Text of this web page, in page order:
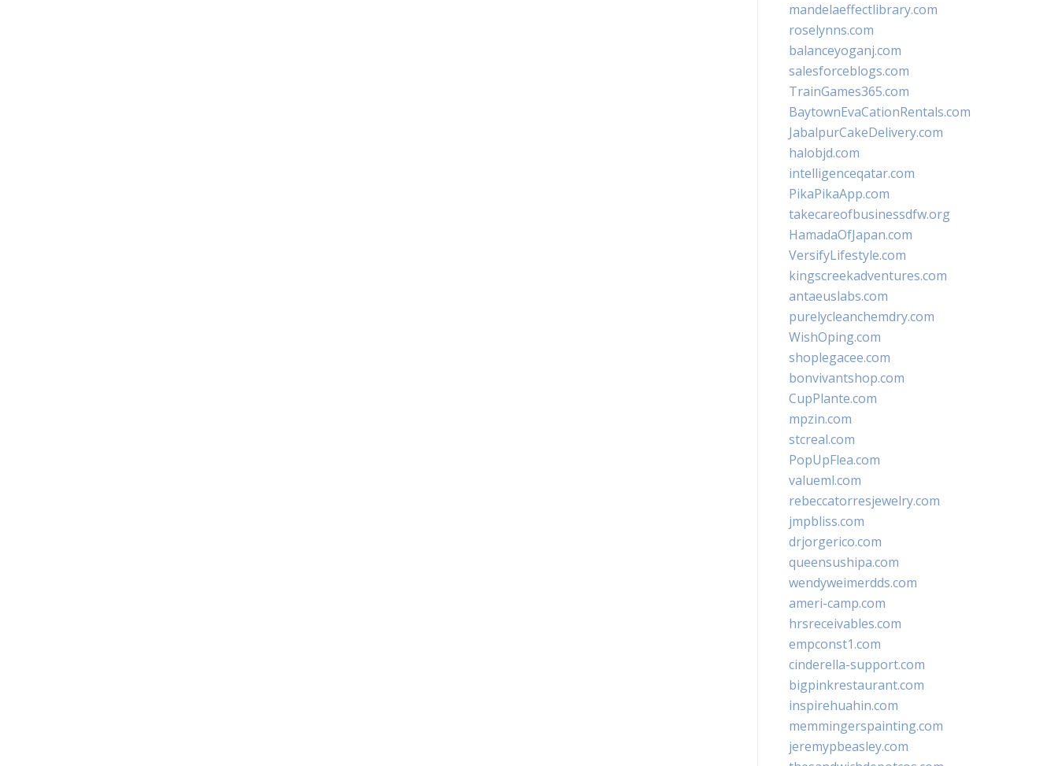
mandelaeffectlibrary.com
roselynns.com
balanceyoganj.com
salesforceblogs.com
TrainGames365.com
BaytownEvaCationRentals.com
JabalpurCakeDelivery.com
halobjd.com
intelligenceqatar.com
PikaPikaApp.com
takecareofbusinessdfw.org
HamadaOfJapan.com
VersifyLifestyle.com
kingscreekadventures.com
antaeuslabs.com
purelycleanchemdry.com
WishOping.com
shoplegacee.com
bonvivantshop.com
CupPlante.com
mpzin.com
stcreal.com
PopUpFlea.com
valueml.com
rebeccatorresjewelry.com
jmpbliss.com
drjorgerico.com
queensushipa.com
wendyweimerdds.com
ameri-camp.com
hrsreceivables.com
empconst1.com
cinderella-support.com
bigpinkrestaurant.com
inspirehuahin.com
memmingerspainting.com
jeremypbeasley.com